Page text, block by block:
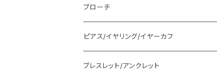
ブローチ
ピアス/イヤリング/イヤーカフ
ブレスレット/アンクレット